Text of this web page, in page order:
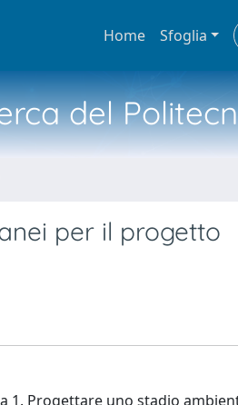
Home Sfoglia
del
per il progetto
1. Progettare uno stadio